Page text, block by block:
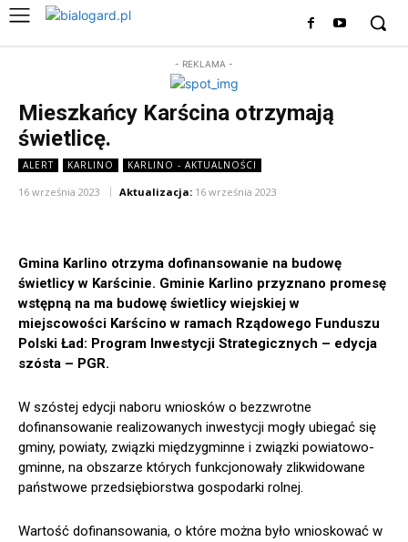
- REKLAMA -
Mieszkańcy Karścina otrzymają
świetlicę.
ALERT KARLINO KARLINO - AKTUALNOŚCI
16 września 2023 Aktualizacja: 16 września 2023
Gmina Karlino otrzyma dofinansowanie na budowę
świetlicy w Karścinie. Gminie Karlino przyznano promesę
wstępną na ma budowę świetlicy wiejskiej w
miejscowości Karścino w ramach Rządowego Funduszu
Polski Ład: Program Inwestycji Strategicznych – edycja
szósta – PGR.
W szóstej edycji naboru wniosków o bezzwrotne
dofinansowanie realizowanych inwestycji mogły ubiegać się
gminy, powiaty, związki międzygminne i związki powiatowo-
gminne, na obszarze których funkcjonowały zlikwidowane
państwowe przedsiębiorstwa gospodarki rolnej.
Wartość dofinansowania, o które można było wnioskować w